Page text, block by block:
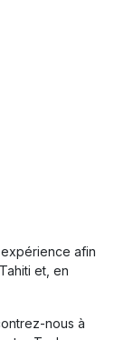
afin
et, en
nous à